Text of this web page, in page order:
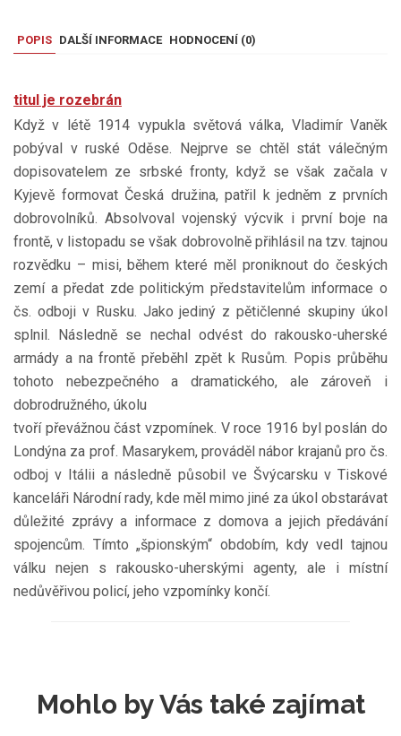
POPIS DALŠÍ INFORMACE HODNOCENÍ (0)
titul je rozebrán
Když v létě 1914 vypukla světová válka, Vladimír Vaněk
pobýval v ruské Oděse. Nejprve se chtěl stát válečným
dopisovatelem ze srbské fronty, když se však začala v
Kyjevě formovat Česká družina, patřil k jedněm z prvních
dobrovolníků. Absolvoval vojenský výcvik i první boje na
frontě, v listopadu se však dobrovolně přihlásil na tzv. tajnou
rozvědku – misi, během které měl proniknout do českých
zemí a předat zde politickým představitelům informace o
čs. odboji v Rusku. Jako jediný z pětičlenné skupiny úkol
splnil. Následně se nechal odvést do rakousko-uherské
armády a na frontě přeběhl zpět k Rusům. Popis průběhu
tohoto nebezpečného a dramatického, ale zároveň i
dobrodružného, úkolu
tvoří převážnou část vzpomínek. V roce 1916 byl poslán do
Londýna za prof. Masarykem, prováděl nábor krajanů pro čs.
odboj v Itálii a následně působil ve Švýcarsku v Tiskové
kanceláři Národní rady, kde měl mimo jiné za úkol obstarávat
důležité zprávy a informace z domova a jejich předávání
spojencům. Tímto „špionským“ obdobím, kdy vedl tajnou
válku nejen s rakousko-uherskými agenty, ale i místní
nedůvěřivou policí, jeho vzpomínky končí.
Mohlo by Vás také zajímat